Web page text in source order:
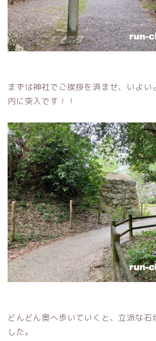
まずは神社でご挨拶を済ませ、いよい
内に突入です！！
どんどん奥へ歩いていくと、立派な石
した。